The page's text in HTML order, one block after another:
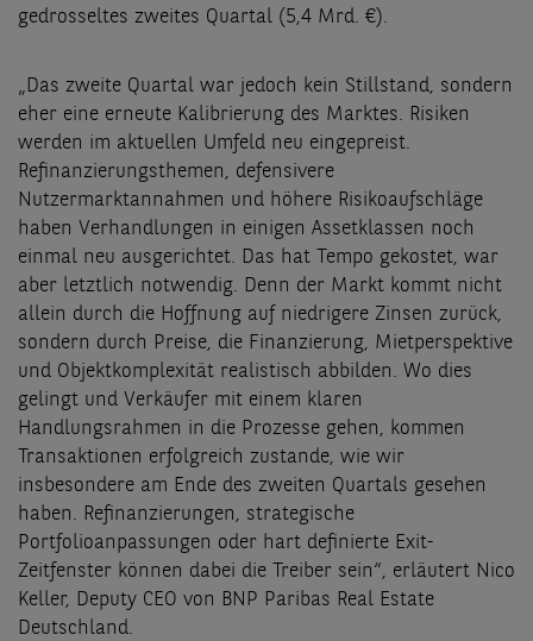
gedrosseltes zweites Quartal (5,4 Mrd. €).
„Das zweite Quartal war jedoch kein Stillstand, sondern
eher eine erneute Kalibrierung des Marktes. Risiken
werden im aktuellen Umfeld neu eingepreist.
Refinanzierungsthemen, defensivere
Nutzermarktannahmen und höhere Risikoaufschläge
haben Verhandlungen in einigen Assetklassen noch
einmal neu ausgerichtet. Das hat Tempo gekostet, war
aber letztlich notwendig. Denn der Markt kommt nicht
allein durch die Hoffnung auf niedrigere Zinsen zurück,
sondern durch Preise, die Finanzierung, Mietperspektive
und Objektkomplexität realistisch abbilden. Wo dies
gelingt und Verkäufer mit einem klaren
Handlungsrahmen in die Prozesse gehen, kommen
Transaktionen erfolgreich zustande, wie wir
insbesondere am Ende des zweiten Quartals gesehen
haben. Refinanzierungen, strategische
Portfolioanpassungen oder hart definierte Exit-
Zeitfenster können dabei die Treiber sein“, erläutert Nico
Keller, Deputy CEO von BNP Paribas Real Estate
Deutschland.